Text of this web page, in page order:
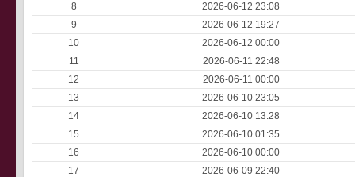
8
2026-06-12 23:08
9
2026-06-12 19:27
10
2026-06-12 00:00
11
2026-06-11 22:48
12
2026-06-11 00:00
13
2026-06-10 23:05
14
2026-06-10 13:28
15
2026-06-10 01:35
16
2026-06-10 00:00
17
2026-06-09 22:40